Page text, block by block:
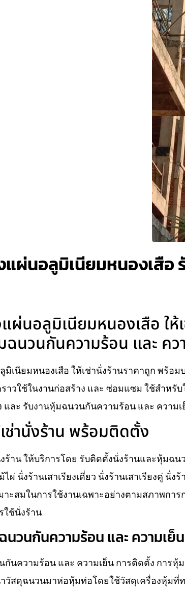
ผ่นอลูมิเนียมหนองเสือ
ผ่นอลูมิเนียมหนองเสือ ให้
ฉนวนกันความร้อน และ ค
เนียมหนองเสือ ให้เช่านั่งร้านราคาถูก พร้อ
าวใช้ในงานก่อสร้าง และ ซ่อมแซม ใช้สำหรั
และ รับงานหุ้มฉนวนกันความร้อน และ ความ
ช่านั่งร้าน พร้อมติดตั้ง
ร้าน ให้บริการโดย รับติดตั้งนั่งร้านและหุ้มฉ
ผ่ นั่งร้านเสาเรียงเดี่ยว นั่งร้านเสาเรียงคู่
ะสมในการใช้งานเฉพาะอย่างตามสภาพกา
ใช้นั่งร้าน
นวนกันความร้อน และ ความเ
นความร้อน และ ความเย็น การติดตั้ง การ
วัสดุฉนวนมาห่อหุ้มท่อโดยใช้วัสดุเครื่องหุ้มที่